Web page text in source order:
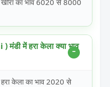
का भाव 6020 से 8000
में हरा केला क्या भाव
केला का भाव 2020 से